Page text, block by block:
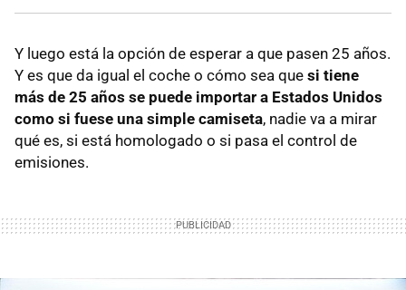
Y luego está la opción de esperar a que pasen 25 años.
Y es que da igual el coche o cómo sea que si tiene
más de 25 años se puede importar a Estados Unidos
como si fuese una simple camiseta, nadie va a mirar
qué es, si está homologado o si pasa el control de
emisiones.